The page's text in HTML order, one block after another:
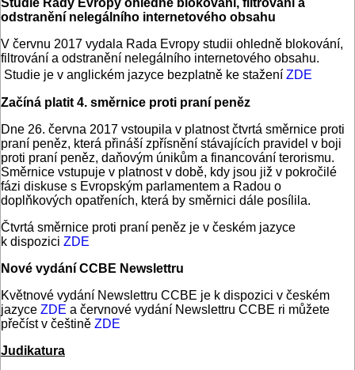
Studie Rady Evropy ohledně blokování, filtrování a
odstranění nelegálního internetového obsahu
V červnu 2017 vydala Rada Evropy studii ohledně blokování,
filtrování a odstranění nelegálního internetového obsahu.
Studie je v anglickém jazyce bezplatně ke stažení ZDE
Začíná platit 4. směrnice proti praní peněz
Dne 26. června 2017 vstoupila v platnost čtvrtá směrnice proti
praní peněz, která přináší zpřísnění stávajících pravidel v boji
proti praní peněz, daňovým únikům a financování terorismu.
Směrnice vstupuje v platnost v době, kdy jsou již v pokročilé
fázi diskuse s Evropským parlamentem a Radou o
doplňkových opatřeních, která by směrnici dále posílila.
Čtvrtá směrnice proti praní peněz je v českém jazyce
k dispozici ZDE
Nové vydání CCBE Newslettru
Květnové vydání Newslettru CCBE je k dispozici v českém
jazyce ZDE a červnové vydání Newslettru CCBE ri můžete
přečíst v češtině ZDE
Judikatura